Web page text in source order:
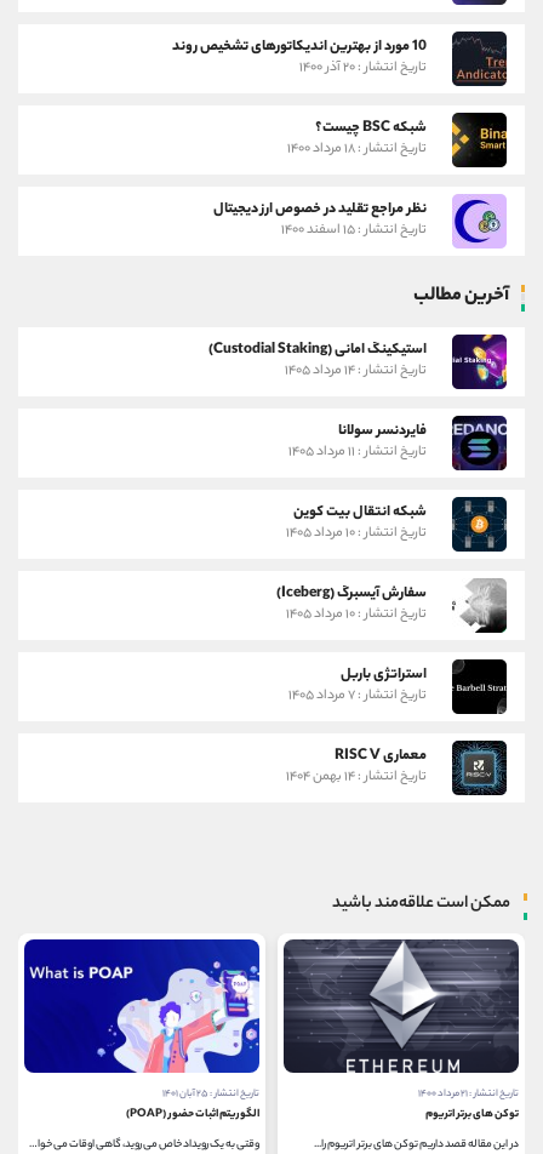
10 مورد از بهترین اندیکاتورهای تشخیص روند
تاریخ انتشار : ۲۰ آذر ۱۴۰۰
شبکه BSC چیست؟
تاریخ انتشار : ۱۸ مرداد ۱۴۰۰
نظر مراجع تقلید در خصوص ارز دیجیتال
تاریخ انتشار : ۱۵ اسفند ۱۴۰۰
آخرین مطالب
استیکینگ امانی (Custodial Staking)
تاریخ انتشار : ۱۴ مرداد ۱۴۰۵
فایردنسر سولانا
تاریخ انتشار : ۱۱ مرداد ۱۴۰۵
شبکه انتقال بیت کوین
تاریخ انتشار : ۱۰ مرداد ۱۴۰۵
سفارش آیسبرگ (Iceberg)
تاریخ انتشار : ۱۰ مرداد ۱۴۰۵
استراتژی باربل
تاریخ انتشار : ۷ مرداد ۱۴۰۵
معماری RISC V
تاریخ انتشار : ۱۴ بهمن ۱۴۰۴
ممکن است علاقه‌مند باشید
تاریخ انتشار : ۲۱ مرداد ۱۴۰۰
توکن های برتر اتریوم
در این مقاله قصد داریم توکن های برتر اتریوم را...
تاریخ انتشار : ۲۵ آبان ۱۴۰۱
الگوریتم اثبات حضور (POAP)
وقتی به یک رویداد خاص می روید، گاهی اوقات می خواهید...